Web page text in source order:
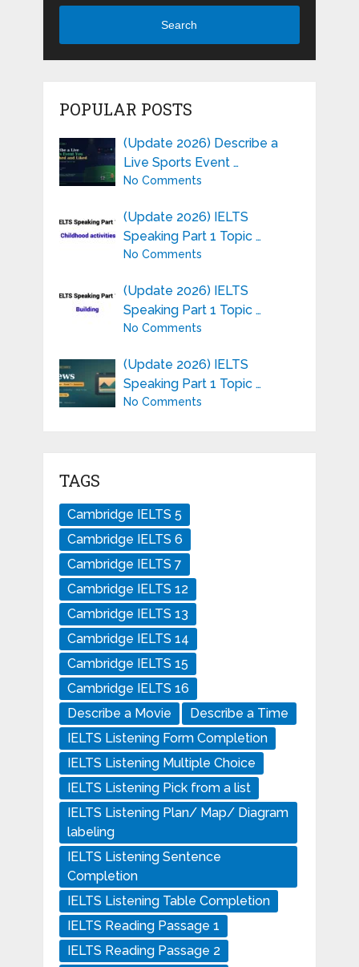
Search
POPULAR POSTS
(Update 2026) Describe a
Live Sports Event …
No Comments
(Update 2026) IELTS
Speaking Part 1 Topic …
No Comments
(Update 2026) IELTS
Speaking Part 1 Topic …
No Comments
(Update 2026) IELTS
Speaking Part 1 Topic …
No Comments
TAGS
Cambridge IELTS 5
Cambridge IELTS 6
Cambridge IELTS 7
Cambridge IELTS 12
Cambridge IELTS 13
Cambridge IELTS 14
Cambridge IELTS 15
Cambridge IELTS 16
Describe a Movie
Describe a Time
IELTS Listening Form Completion
IELTS Listening Multiple Choice
IELTS Listening Pick from a list
IELTS Listening Plan/ Map/ Diagram
labeling
IELTS Listening Sentence
Completion
IELTS Listening Table Completion
IELTS Reading Passage 1
IELTS Reading Passage 2